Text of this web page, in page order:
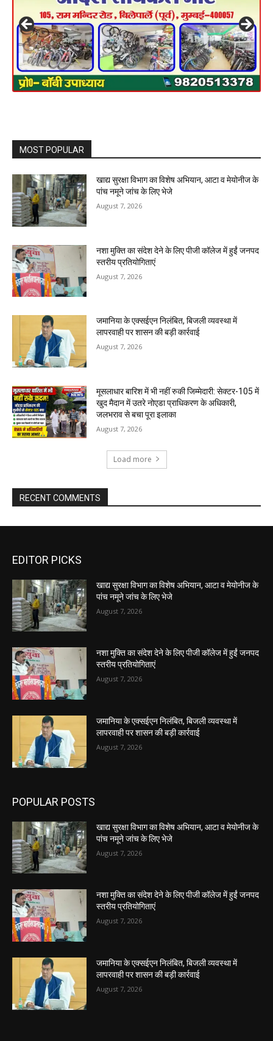
MOST POPULAR
खाद्य सुरक्षा विभाग का विशेष अभियान, आटा व मेयोनीज के
पांच नमूने जांच के लिए भेजे
August 7, 2026
नशा मुक्ति का संदेश देने के लिए पीजी कॉलेज में हुईं जनपद
स्तरीय प्रतियोगिताएं
August 7, 2026
जमानिया के एक्सईएन निलंबित, बिजली व्यवस्था में
लापरवाही पर शासन की बड़ी कार्रवाई
August 7, 2026
मूसलाधार बारिश में भी नहीं रुकी जिम्मेदारी: सेक्टर-105 में
खुद मैदान में उतरे नोएडा प्राधिकरण के अधिकारी,
जलभराव से बचा पूरा इलाका
August 7, 2026
Load more
RECENT COMMENTS
EDITOR PICKS
खाद्य सुरक्षा विभाग का विशेष अभियान, आटा व मेयोनीज के
पांच नमूने जांच के लिए भेजे
August 7, 2026
नशा मुक्ति का संदेश देने के लिए पीजी कॉलेज में हुईं जनपद
स्तरीय प्रतियोगिताएं
August 7, 2026
जमानिया के एक्सईएन निलंबित, बिजली व्यवस्था में
लापरवाही पर शासन की बड़ी कार्रवाई
August 7, 2026
POPULAR POSTS
खाद्य सुरक्षा विभाग का विशेष अभियान, आटा व मेयोनीज के
पांच नमूने जांच के लिए भेजे
August 7, 2026
नशा मुक्ति का संदेश देने के लिए पीजी कॉलेज में हुईं जनपद
स्तरीय प्रतियोगिताएं
August 7, 2026
जमानिया के एक्सईएन निलंबित, बिजली व्यवस्था में
लापरवाही पर शासन की बड़ी कार्रवाई
August 7, 2026